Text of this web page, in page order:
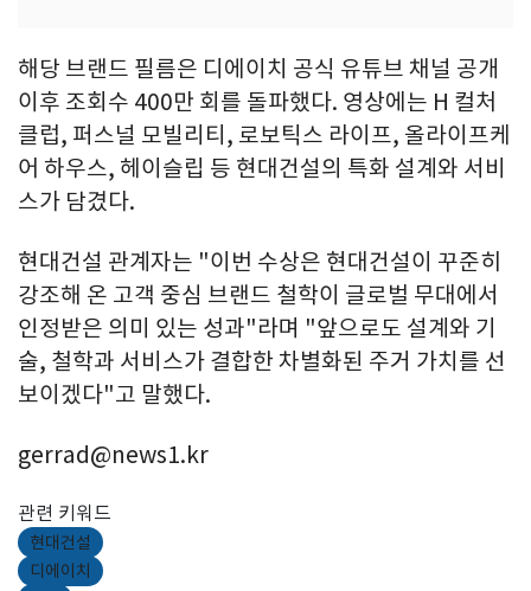
해당 브랜드 필름은 디에이치 공식 유튜브 채널 공개
이후 조회수 400만 회를 돌파했다. 영상에는 H 컬처
클럽, 퍼스널 모빌리티, 로보틱스 라이프, 올라이프케
어 하우스, 헤이슬립 등 현대건설의 특화 설계와 서비
스가 담겼다.
현대건설 관계자는 "이번 수상은 현대건설이 꾸준히
강조해 온 고객 중심 브랜드 철학이 글로벌 무대에서
인정받은 의미 있는 성과"라며 "앞으로도 설계와 기
술, 철학과 서비스가 결합한 차별화된 주거 가치를 선
보이겠다"고 말했다.
gerrad@news1.kr
관련 키워드
현대건설
디에이치